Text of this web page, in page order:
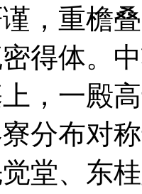
，重檐
得体。
，一殿
分布对
堂、东